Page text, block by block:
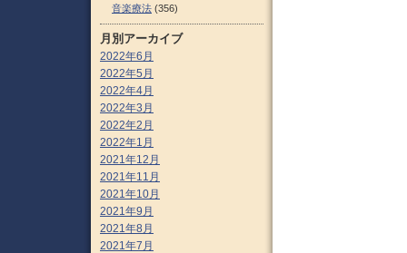
音楽療法 (356)
月別アーカイブ
2022年6月
2022年5月
2022年4月
2022年3月
2022年2月
2022年1月
2021年12月
2021年11月
2021年10月
2021年9月
2021年8月
2021年7月